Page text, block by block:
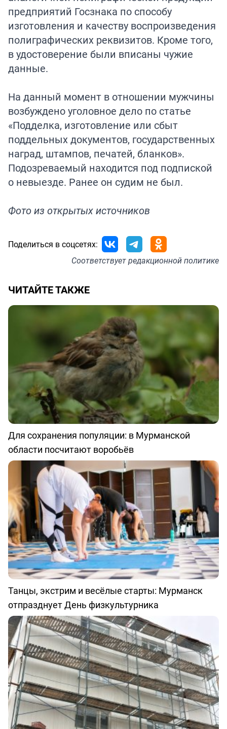
предприятий Госзнака по способу
изготовления и качеству воспроизведения
полиграфических реквизитов. Кроме того,
в удостоверение были вписаны чужие
данные.
На данный момент в отношении мужчины
возбуждено уголовное дело по статье
«Подделка, изготовление или сбыт
поддельных документов, государственных
наград, штампов, печатей, бланков».
Подозреваемый находится под подпиской
о невыезде. Ранее он судим не был.
Фото из открытых источников
Поделиться в соцсетях:
Соответствуетредакционной политике
ЧИТАЙТЕ ТАКЖЕ
Для сохранения популяции: в Мурманской
области посчитают воробьёв
Танцы, экстрим и весёлые старты: Мурманск
отпразднует День физкультурника